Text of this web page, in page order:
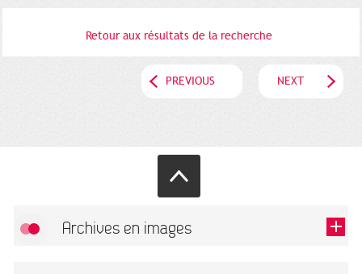
Retour aux résultats de la recherche
PREVIOUS NEXT
Archives en images